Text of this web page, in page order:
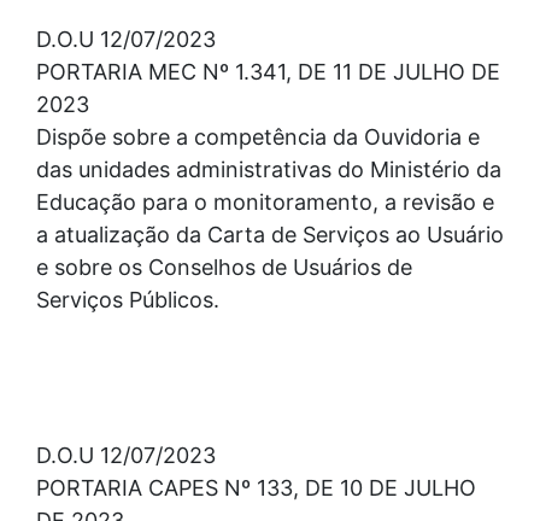
D.O.U 12/07/2023
PORTARIA MEC Nº 1.341, DE 11 DE JULHO DE
2023
Dispõe sobre a competência da Ouvidoria e
das unidades administrativas do Ministério da
Educação para o monitoramento, a revisão e
a atualização da Carta de Serviços ao Usuário
e sobre os Conselhos de Usuários de
Serviços Públicos.
D.O.U 12/07/2023
PORTARIA CAPES Nº 133, DE 10 DE JULHO